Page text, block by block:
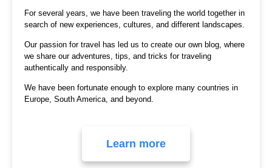
For several years, we have been traveling the world together in
search of new experiences, cultures, and different landscapes.
Our passion for travel has led us to create our own blog, where
we share our adventures, tips, and tricks for traveling
authentically and responsibly.
We have been fortunate enough to explore many countries in
Europe, South America, and beyond.
Learn more